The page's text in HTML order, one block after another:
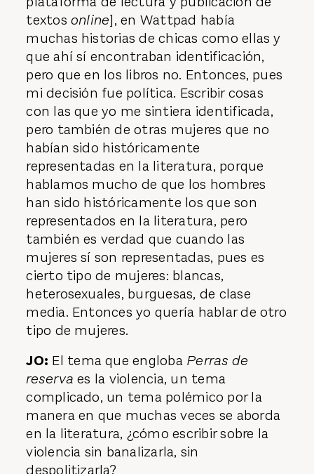
textosonline], en Wattpad había
muchas historias de chicas como ellas y
que ahí sí encontraban identificación,
pero que en los libros no. Entonces, pues
mi decisión fue política. Escribir cosas
con las que yo me sintiera identificada,
pero también de otras mujeres que no
habían sido históricamente
representadas en la literatura, porque
hablamos mucho de que los hombres
han sido históricamente los que son
representados en la literatura, pero
también es verdad que cuando las
mujeres sí son representadas, pues es
cierto tipo de mujeres: blancas,
heterosexuales, burguesas, de clase
media. Entonces yo quería hablar de otro
tipo de mujeres.
JO: El tema que engloba Perras de
reserva es la violencia, un tema
complicado, un tema polémico por la
manera en que muchas veces se aborda
en la literatura, ¿cómo escribir sobre la
violencia sin banalizarla, sin